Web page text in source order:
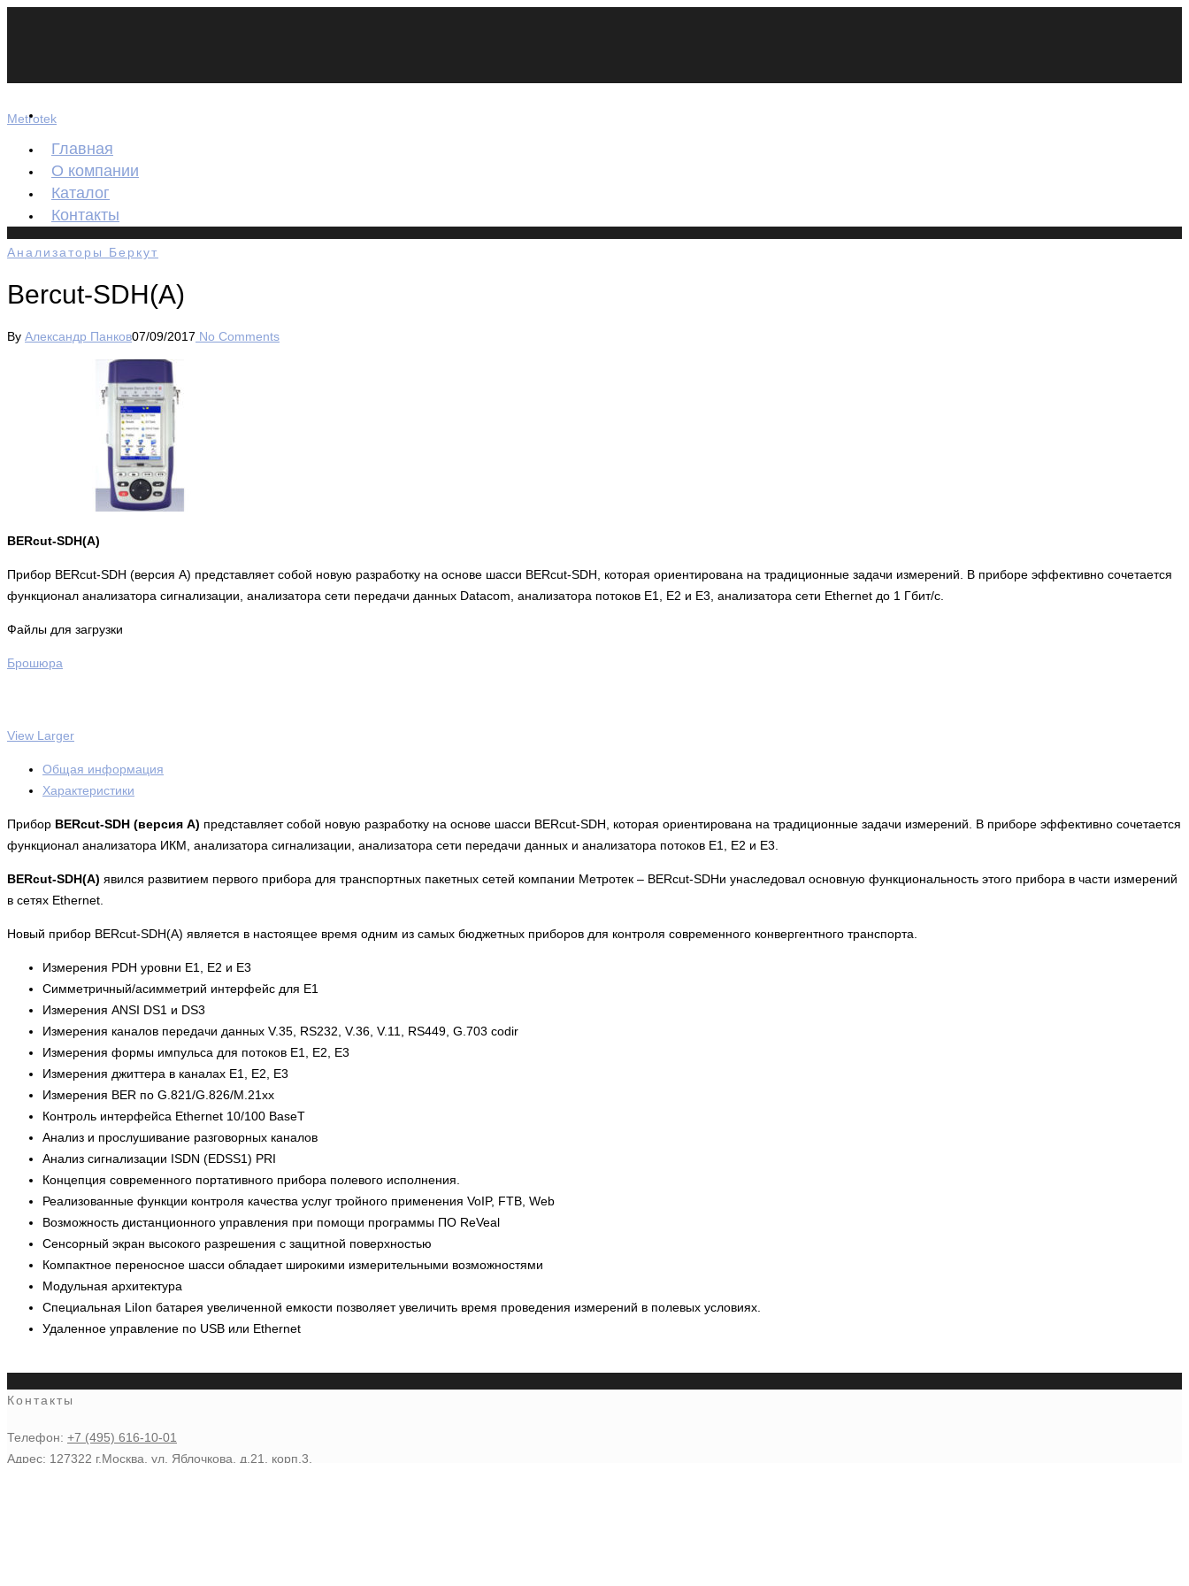
Metrotek
Главная
О компании
Каталог
Контакты
Анализаторы Беркут
Bercut-SDH(A)
By Александр Панков07/09/2017 No Comments
BERcut-SDH(A)
Прибор BERcut-SDH (версия А) представляет собой новую разработку на основе шасси BERcut-SDH, которая ориентирована на традиционные задачи измерений. В приборе эффективно сочетается
функционал анализатора сигнализации, анализатора сети передачи данных Datacom, анализатора потоков Е1, Е2 и Е3, анализатора сети Ethernet до 1 Гбит/с.
Файлы для загрузки
Брошюра
View Larger
Общая информация
Характеристики
Прибор BERcut-SDH (версия А) представляет собой новую разработку на основе шасси BERcut-SDH, которая ориентирована на традиционные задачи измерений. В приборе эффективно сочетается
функционал анализатора ИКМ, анализатора сигнализации, анализатора сети передачи данных и анализатора потоков Е1, Е2 и Е3.
BERcut-SDH(A) явился развитием первого прибора для транспортных пакетных сетей компании Метротек – BERcut-SDHи унаследовал основную функциональность этого прибора в части измерений
в сетях Ethernet.
Новый прибор BERcut-SDH(A) является в настоящее время одним из самых бюджетных приборов для контроля современного конвергентного транспорта.
Измерения PDH уровни E1, Е2 и E3
Симметричный/асимметрий интерфейс для Е1
Измерения ANSI DS1 и DS3
Измерения каналов передачи данных V.35, RS232, V.36, V.11, RS449, G.703 codir
Измерения формы импульса для потоков Е1, Е2, Е3
Измерения джиттера в каналах Е1, Е2, Е3
Измерения BER по G.821/G.826/M.21xx
Контроль интерфейса Ethernet 10/100 BaseT
Анализ и прослушивание разговорных каналов
Анализ сигнализации ISDN (EDSS1) PRI
Концепция современного портативного прибора полевого исполнения.
Реализованные функции контроля качества услуг тройного применения VoIP, FTB, Web
Возможность дистанционного управления при помощи программы ПО ReVeal
Сенсорный экран высокого разрешения с защитной поверхностью
Компактное переносное шасси обладает широкими измерительными возможностями
Модульная архитектура
Специальная LiIon батарея увеличенной емкости позволяет увеличить время проведения измерений в полевых условиях.
Удаленное управление по USB или Ethernet
Контакты
Телефон: +7 (495) 616-10-01
Адрес: 127322 г.Москва, ул. Яблочкова, д.21, корп.3.